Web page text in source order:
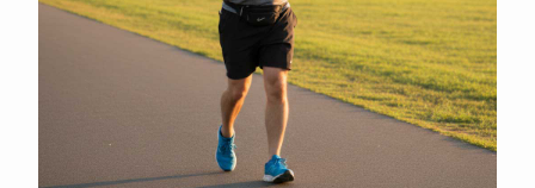
غلات و دانه‌های سالم
صبحانه و میان وعده